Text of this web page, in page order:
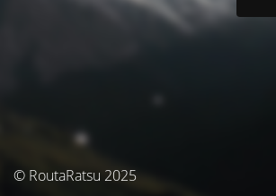
© RoutaRatsu 2025